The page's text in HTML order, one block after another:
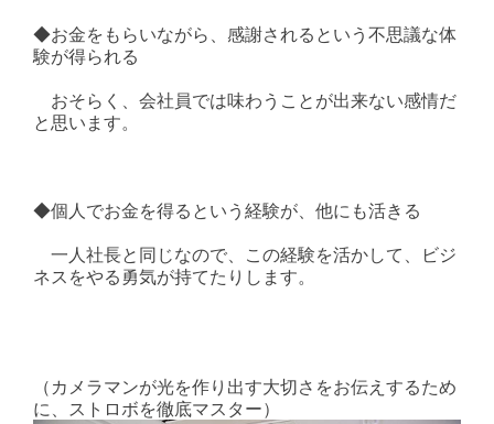
◆お金をもらいながら、感謝されるという不思議な体
験が得られる
おそらく、会社員では味わうことが出来ない感情だ
と思います。
◆個人でお金を得るという経験が、他にも活きる
一人社長と同じなので、この経験を活かして、ビジ
ネスをやる勇気が持てたりします。
（カメラマンが光を作り出す大切さをお伝えするため
に、ストロボを徹底マスター）